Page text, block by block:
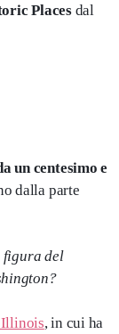
Places dal
un centesimo e
dalla parte
figura del
Illinois, in cui ha